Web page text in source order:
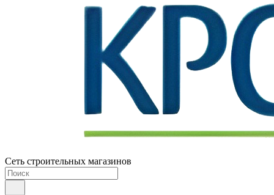
Сеть строительных магазинов